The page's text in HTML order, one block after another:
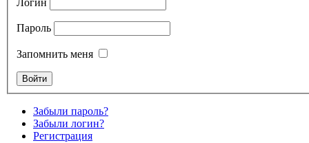
Логин
Пароль
Запомнить меня
Забыли пароль?
Забыли логин?
Регистрация